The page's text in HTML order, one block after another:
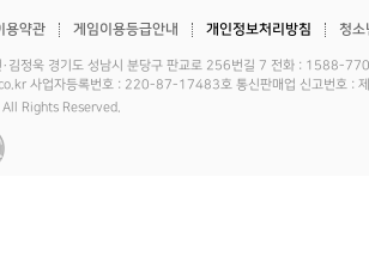
용약관 게임이용등급안내 개인정보처리방침 청소
·김정욱 경기도 성남시 분당구 판교로 256번길 7 전화 :
사업자등록번호 : 220-87-17483호 통신판매업 신고번호 :
Rights Reserved.